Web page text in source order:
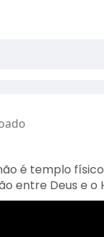
é templo
entre Deus e o